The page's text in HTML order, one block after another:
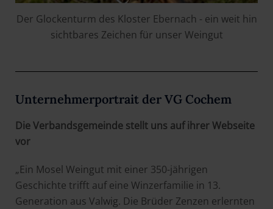
Der Glockenturm des Kloster Ebernach - ein weit hin
sichtbares Zeichen für unser Weingut
Unternehmerportrait der VG Cochem
Die Verbandsgemeinde stellt uns auf ihrer Webseite
vor
„Ein Mosel Weingut mit einer 350-jährigen
Geschichte trifft auf eine Winzerfamilie in 13.
Generation aus Valwig. Die Brüder Zenzen erlernten